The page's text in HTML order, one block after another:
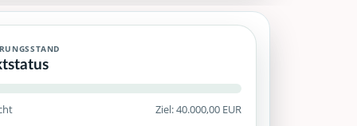
Kampagne mit historischem Finanzierungsstand,
Ziel: 40.000,00 EUR